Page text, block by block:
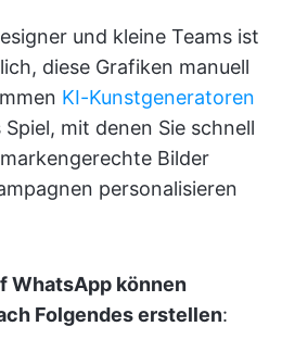
und kleine Teams ist
diese Grafiken manuell
KI-Kunstgeneratoren
mit denen Sie schnell
Bilder
personalisieren
WhatsApp können
Folgendes erstellen: